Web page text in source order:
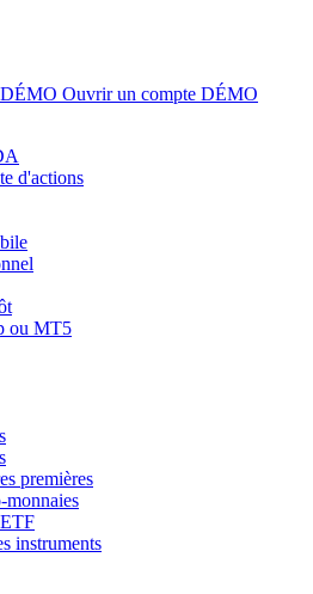
DÉMO Ouvrir un compte DÉMO
d'actions
ou MT5
premières
instruments